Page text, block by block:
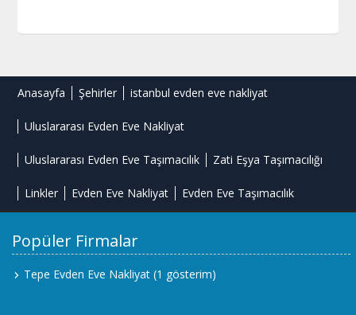
Anasayfa Şehirler istanbul evden eve nakliyat
Uluslararası Evden Eve Nakliyat
Uluslararası Evden Eve Taşımacılık Zati Eşya Taşımacılığı
Linkler Evden Eve Nakliyat Evden Eve Taşımacılık
Popüler Firmalar
Tepe Evden Eve Nakliyat (1 gösterim)